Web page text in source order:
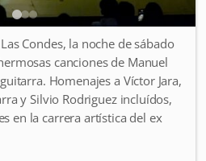
Condes, la noche de sábado
canciones de Manuel
Homenajes a Víctor Jara,
y Silvio Rodriguez incluídos,
en la carrera artística del ex